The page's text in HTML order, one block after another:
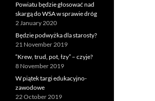
Powiatu będzie głosować nad
skargą do WSA w sprawie dróg
2 January 2020
Będzie podwyżka dla starosty?
21 November 2019
“Krew, trud, pot, łzy” – czyje?
8 November 2019
W piątek targi edukacyjno-
zawodowe
22 October 2019